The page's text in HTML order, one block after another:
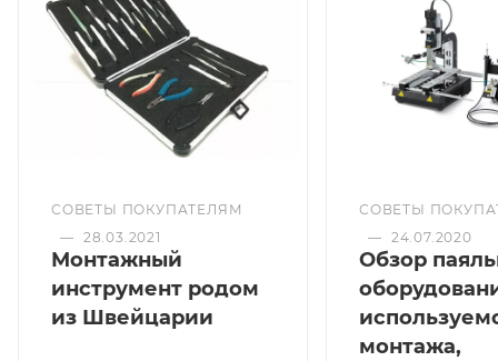
СОВЕТЫ ПОКУПАТЕЛЯМ
— 28.03.2021
Монтажный
инструмент родом
из Швейцарии
СОВЕТЫ
— 24.07.2020
Обзор
монтажа,